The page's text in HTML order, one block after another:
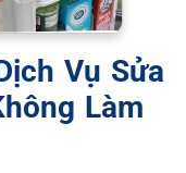
Vụ Sửa
Làm